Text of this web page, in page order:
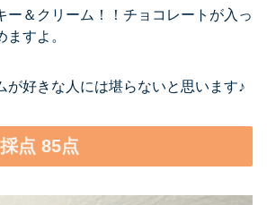
ー＆クリーム！！チョコレートが入っ
すよ。
が好きな人には堪らないと思います♪
点 85点